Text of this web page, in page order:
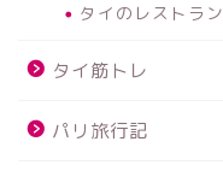
タイのレストラン
タイ筋トレ
パリ旅行記